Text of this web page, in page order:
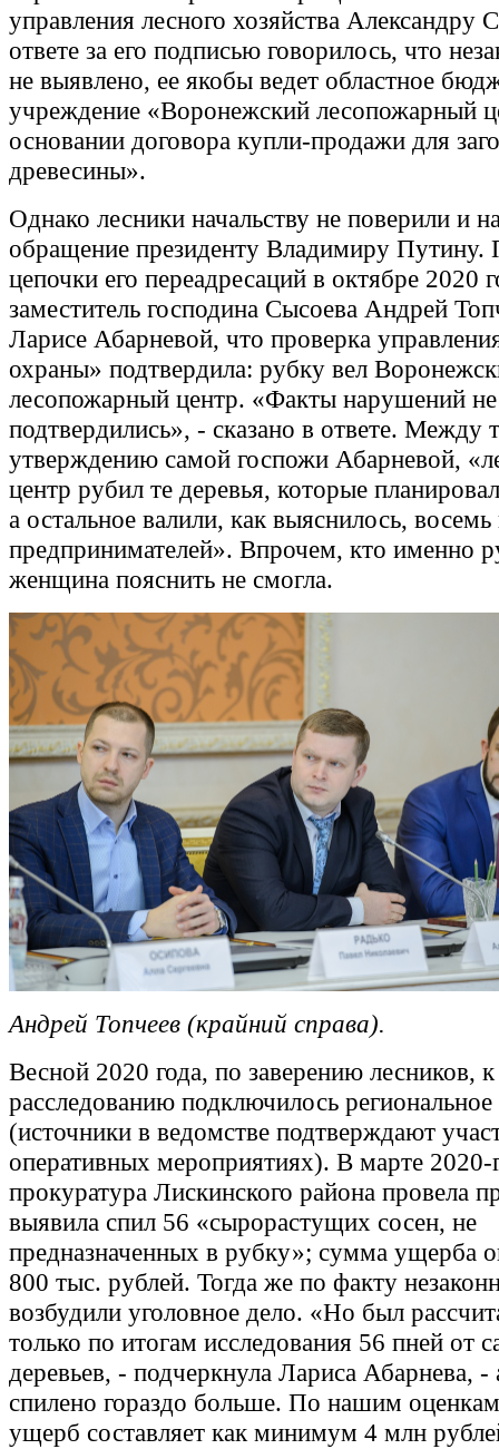
управления лесного хозяйства Александру
ответе за его подписью говорилось, что
не выявлено, ее якобы ведет областное
учреждение «Воронежский лесопожарный
основании договора купли-продажи для
древесины».
Однако лесники начальству не поверили и
обращение президенту Владимиру Путину.
цепочки его переадресаций в октябре 2020
заместитель господина Сысоева Андрей
Ларисе Абарневой, что проверка
охраны» подтвердила: рубку вел
лесопожарный центр. «Факты нарушений не
подтвердились», - сказано в ответе. Между
утверждению самой госпожи Абарневой,
центр рубил те деревья, которые
а остальное валили, как выяснилось,
предпринимателей». Впрочем, кто именно
женщина пояснить не смогла.
Андрей Топчеев (крайний справа).
Весной 2020 года, по заверению лесников, к
расследованию подключилось
(источники в ведомстве подтверждают
оперативных мероприятиях). В марте 2020-
прокуратура Лискинского района провела
выявила спил 56 «сырорастущих сосен, не
предназначенных в рубку»; сумма ущерба
800 тыс. рублей. Тогда же по факту
возбудили уголовное дело. «Но был
только по итогам исследования 56 пней от
деревьев, - подчеркнула Лариса Абарнева, -
спилено гораздо больше. По нашим
ущерб составляет как минимум 4 млн